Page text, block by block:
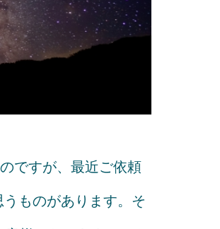
ですが、最近ご依頼
ものがあります。そ